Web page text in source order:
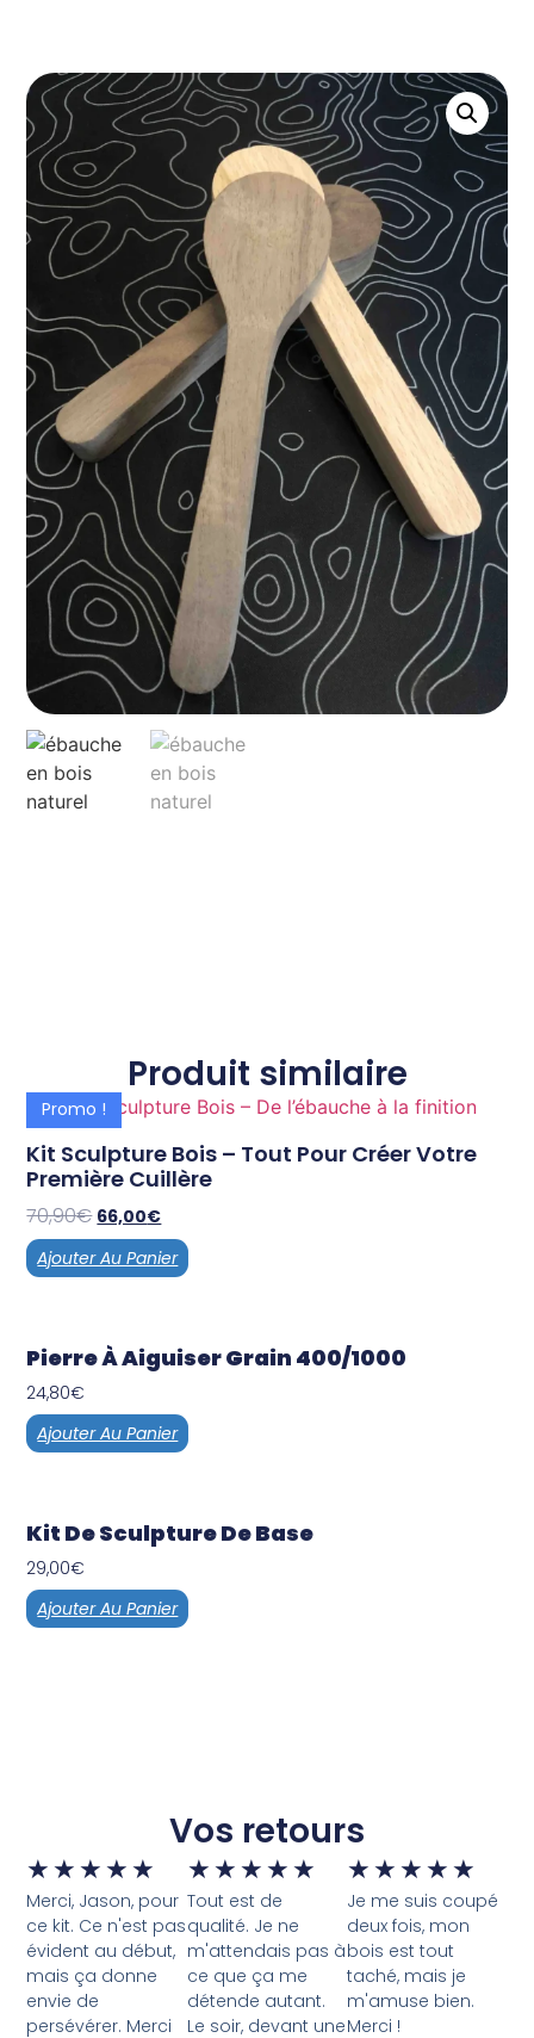
Produit similaire
Promo !
Kit Sculpture Bois – Tout Pour Créer Votre
Première Cuillère
70,90€ 66,00€
Ajouter Au Panier
Pierre À Aiguiser Grain 400/1000
24,80€
Ajouter Au Panier
Kit De Sculpture De Base
29,00€
Ajouter Au Panier
Vos retours
★ ★ ★ ★ ★
Merci, Jason, pour
ce kit. Ce n'est pas
évident au début,
mais ça donne
envie de
persévérer. Merci
★ ★ ★ ★ ★
Tout est de
qualité. Je ne
m'attendais pas à
ce que ça me
détende autant.
Le soir, devant une
★ ★ ★ ★ ★
Je me suis coupé
deux fois, mon
bois est tout
taché, mais je
m'amuse bien.
Merci !